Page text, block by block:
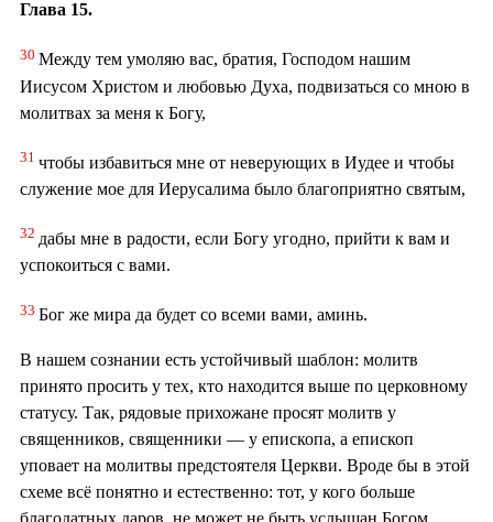
Глава 15.
30 Между тем умоляю вас, братия, Господом нашим
Иисусом Христом и любовью Духа, подвизаться со мною в
молитвах за меня к Богу,
31 чтобы избавиться мне от неверующих в Иудее и чтобы
служение мое для Иерусалима было благоприятно святым,
32 дабы мне в радости, если Богу угодно, прийти к вам и
успокоиться с вами.
33 Бог же мира да будет со всеми вами, аминь.
В нашем сознании есть устойчивый шаблон: молитв
принято просить у тех, кто находится выше по церковному
статусу. Так, рядовые прихожане просят молитв у
священников, священники — у епископа, а епископ
уповает на молитвы предстоятеля Церкви. Вроде бы в этой
схеме всё понятно и естественно: тот, у кого больше
благодатных даров, не может не быть услышан Богом.